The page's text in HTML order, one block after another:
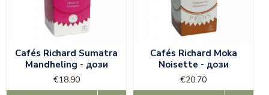
Cafés Richard Sumatra
Mandheling - дози
€18.90
Cafés Richard Moka
Noisette - дози
€20.70